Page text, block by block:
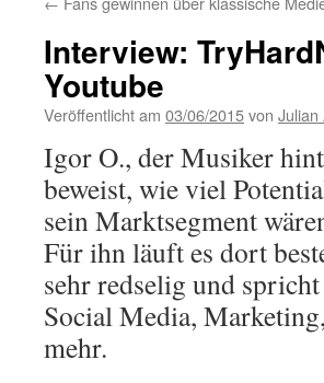
Interview:
Youtube
Veröffentlicht am 03/06/2015von Julian
Igor O., der Musiker
beweist, wie viel
sein Marktsegment
Für ihn läuft es dort
sehr redselig und
Social Media,
mehr.